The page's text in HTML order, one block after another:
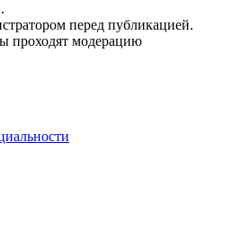
перед публикацией.
проходят модерацию